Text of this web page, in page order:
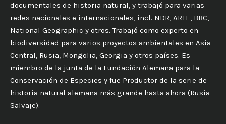
documentales de historia natural, y trabajó para varias
redes nacionales e internacionales, incl. NDR, ARTE, BBC,
National Geographic y otros. Trabajó como experto en
biodiversidad para varios proyectos ambientales en Asia
Central, Rusia, Mongolia, Georgia y otros países. Es
miembro de la junta de la Fundación Alemana para la
Conservación de Especies y fue Productor de la serie de
historia natural alemana más grande hasta ahora (Rusia
Salvaje).